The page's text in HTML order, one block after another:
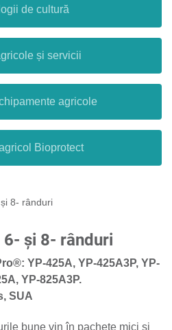
de cultură
și servicii
agricole
Bioprotect
8- rânduri
și 8- rânduri
YP-425A, YP-425A3P, YP-
YP-825A3P.
SUA
bune vin în pachete mici și